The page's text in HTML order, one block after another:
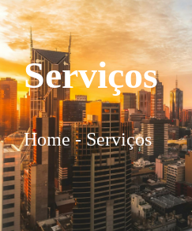
Serviços
Home - Serviços